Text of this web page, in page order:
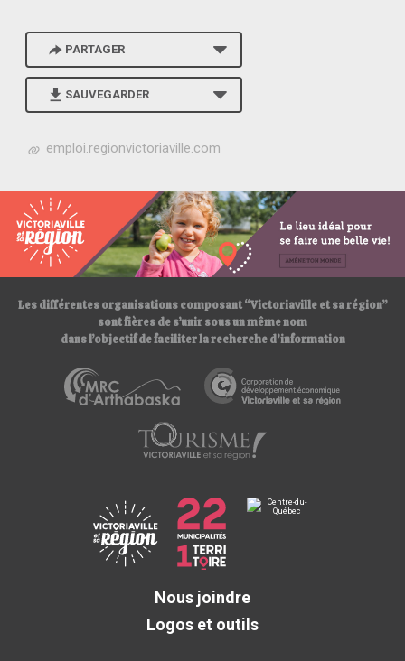
PARTAGER
SAUVEGARDER
h
p
s
:
/
/
emploi.regionvictoriaville.com
Les différentes organisations composant “Victoriaville et sa région”
sont fières de s’unir sous un même nom
dans l’objectif de faciliter la recherche d’information
Nous joindre
Logos et outils